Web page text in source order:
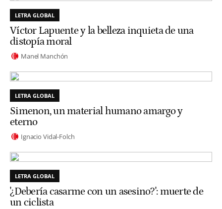
LETRA GLOBAL
Víctor Lapuente y la belleza inquieta de una
distopía moral
Manel Manchón
LETRA GLOBAL
Simenon, un material humano amargo y
eterno
Ignacio Vidal-Folch
LETRA GLOBAL
'¿Debería casarme con un asesino?': muerte de
un ciclista